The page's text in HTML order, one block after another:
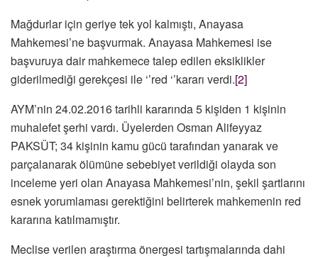
Mağdurlar için geriye tek yol kalmıştı, Anayasa
Mahkemesi’ne başvurmak. Anayasa Mahkemesi ise
başvuruya dair mahkemece talep edilen eksiklikler
giderilmediği gerekçesi ile ‘’red ‘’kararı verdi.[2]
AYM’nin 24.02.2016 tarihli kararında 5 kişiden 1 kişinin
muhalefet şerhi vardı. Üyelerden Osman Alifeyyaz
PAKSÜT; 34 kişinin kamu gücü tarafından yanarak ve
parçalanarak ölümüne sebebiyet verildiği olayda son
inceleme yeri olan Anayasa Mahkemesi’nin, şekil şartlarını
esnek yorumlaması gerektiğini belirterek mahkemenin red
kararına katılmamıştır.
Meclise verilen araştırma önergesi tartışmalarında dahi